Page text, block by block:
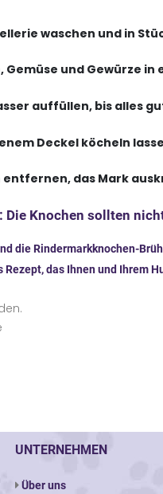
waschen und in
Gemüse und Gewürze in
auffüllen, bis alles
Deckel köcheln
das Mark
Die Knochen sollten
die Rindermarkknochen-
das Ihnen und Ihrem
UNTERNEHMEN
Über uns